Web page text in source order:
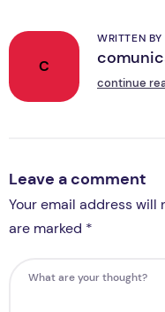
C
WRITTEN BY
continue
Leave a comment
Your email address will
are marked *